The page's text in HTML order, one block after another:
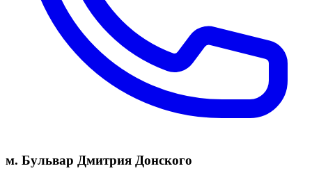
м. Бульвар Дмитрия Донского